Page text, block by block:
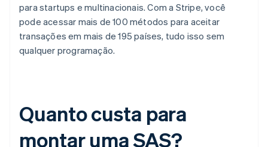
para startups e multinacionais. Com a Stripe, você
pode acessar mais de 100 métodos para aceitar
transações em mais de 195 países, tudo isso sem
qualquer programação.
Quanto custa para
montar uma SAS?